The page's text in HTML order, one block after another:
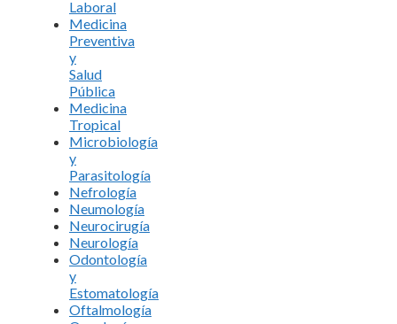
Laboral
Medicina
Preventiva
y
Salud
Pública
Medicina
Tropical
Microbiología
y
Parasitología
Nefrología
Neumología
Neurocirugía
Neurología
Odontología
y
Estomatología
Oftalmología